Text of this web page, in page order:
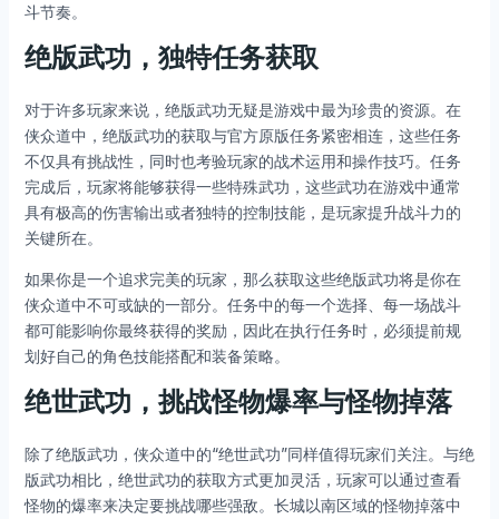
斗节奏。
绝版武功，独特任务获取
对于许多玩家来说，绝版武功无疑是游戏中最为珍贵的资源。在
侠众道中，绝版武功的获取与官方原版任务紧密相连，这些任务
不仅具有挑战性，同时也考验玩家的战术运用和操作技巧。任务
完成后，玩家将能够获得一些特殊武功，这些武功在游戏中通常
具有极高的伤害输出或者独特的控制技能，是玩家提升战斗力的
关键所在。
如果你是一个追求完美的玩家，那么获取这些绝版武功将是你在
侠众道中不可或缺的一部分。任务中的每一个选择、每一场战斗
都可能影响你最终获得的奖励，因此在执行任务时，必须提前规
划好自己的角色技能搭配和装备策略。
绝世武功，挑战怪物爆率与怪物掉落
除了绝版武功，侠众道中的“绝世武功”同样值得玩家们关注。与绝
版武功相比，绝世武功的获取方式更加灵活，玩家可以通过查看
怪物的爆率来决定要挑战哪些强敌。长城以南区域的怪物掉落中